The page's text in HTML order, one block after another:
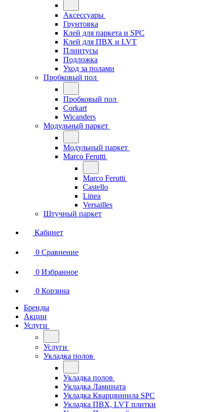
Аксессуары
Грунтовка
Клей для паркета и SPC
Клей для ПВХ и LVT
Плинтусы
Подложка
Уход за полами
Пробковый пол
Пробковый пол
Corkart
Wicanders
Модульный паркет
Модульный паркет
Marco Ferutti
Marco Ferutti
Castello
Linea
Versailles
Штучный паркет
Кабинет
0 Сравнение
0 Избранное
0 Корзина
Бренды
Акции
Услуги
Услуги
Укладка полов
Укладка полов
Укладка Ламината
Укладка Кварцвинила SPC
Укладка ПВХ, LVT плитки